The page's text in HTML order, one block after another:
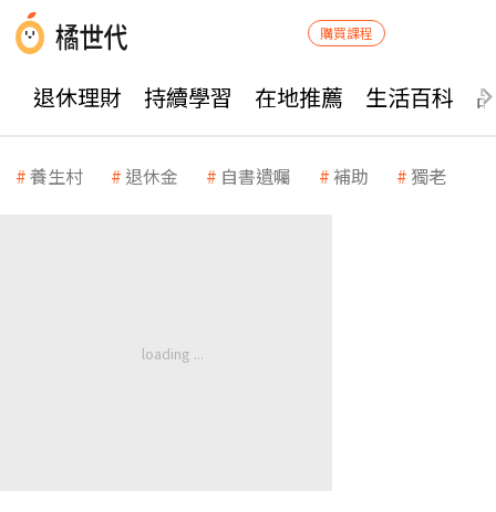
購買課程
退休理財 持續學習 在地推薦 生活百科
養生村 退休金 自書遺囑 補助 獨老